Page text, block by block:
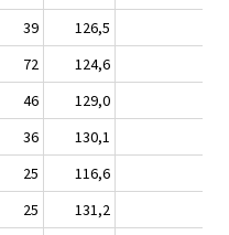
39 126,5
72 124,6
46 129,0
36 130,1
25 116,6
25 131,2